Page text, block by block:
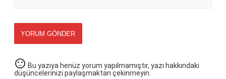
YORUM GÖNDER
sentiment_neutral Bu yazıya henüz yorum yapılmamıştır, yazı hakkındaki
düşüncelerinizi paylaşmaktan çekinmeyin.